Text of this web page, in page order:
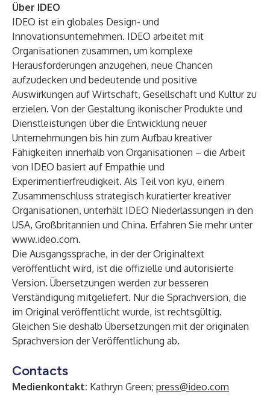
Über IDEO
IDEO ist ein globales Design- und
Innovationsunternehmen. IDEO arbeitet mit
Organisationen zusammen, um komplexe
Herausforderungen anzugehen, neue Chancen
aufzudecken und bedeutende und positive
Auswirkungen auf Wirtschaft, Gesellschaft und Kultur zu
erzielen. Von der Gestaltung ikonischer Produkte und
Dienstleistungen über die Entwicklung neuer
Unternehmungen bis hin zum Aufbau kreativer
Fähigkeiten innerhalb von Organisationen – die Arbeit
von IDEO basiert auf Empathie und
Experimentierfreudigkeit. Als Teil von kyu, einem
Zusammenschluss strategisch kuratierter kreativer
Organisationen, unterhält IDEO Niederlassungen in den
USA, Großbritannien und China. Erfahren Sie mehr unter
www.ideo.com.
Die Ausgangssprache, in der der Originaltext
veröffentlicht wird, ist die offizielle und autorisierte
Version. Übersetzungen werden zur besseren
Verständigung mitgeliefert. Nur die Sprachversion, die
im Original veröffentlicht wurde, ist rechtsgültig.
Gleichen Sie deshalb Übersetzungen mit der originalen
Sprachversion der Veröffentlichung ab.
Contacts
Medienkontakt: Kathryn Green; press@ideo.com